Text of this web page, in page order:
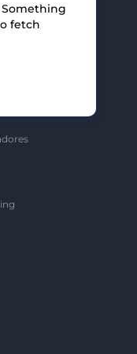
Something
fetch